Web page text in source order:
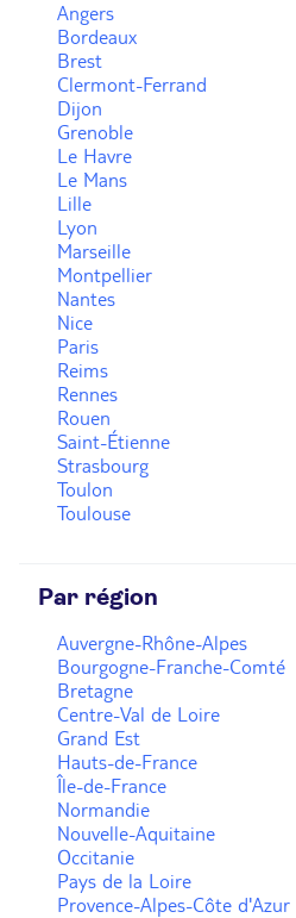
Fermé.Ouvre à 14:00
35 faubourg Des Ancêtres, 1
Belfort
Angers
Bordeaux
Brest
Clermont-Ferrand
Dijon
Grenoble
Le Havre
Le Mans
Lille
Lyon
Marseille
Montpellier
Nantes
Nice
Paris
Reims
Rennes
Rouen
Saint-Étienne
Strasbourg
Toulon
Toulouse
Par région
Auvergne-Rhône-Alpes
Bourgogne-Franche-Comté
Bretagne
Centre-Val de Loire
Grand Est
Hauts-de-France
Île-de-France
Normandie
Nouvelle-Aquitaine
Occitanie
Pays de la Loire
Provence-Alpes-Côte d'Azur